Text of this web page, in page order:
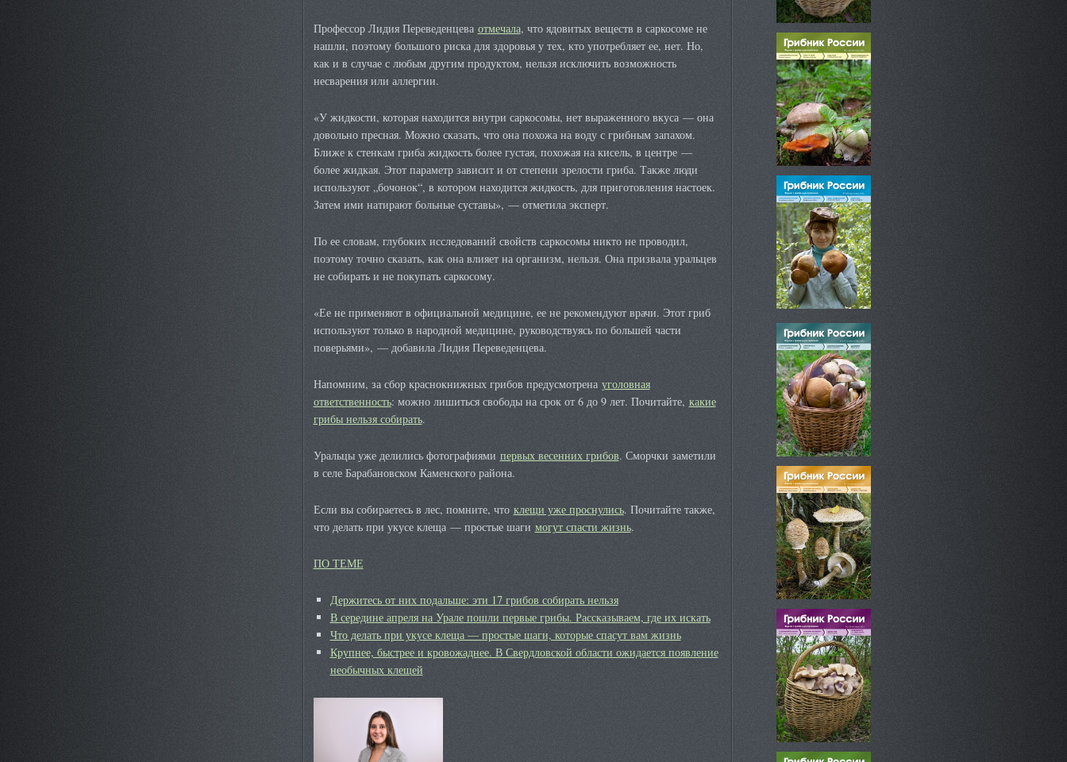
Профессор Лидия Переведенцева отмечала, что ядовитых веществ в саркосоме не
нашли, поэтому большого риска для здоровья у тех, кто употребляет ее, нет. Но,
как и в случае с любым другим продуктом, нельзя исключить возможность
несварения или аллергии.
«У жидкости, которая находится внутри саркосомы, нет выраженного вкуса — она
довольно пресная. Можно сказать, что она похожа на воду с грибным запахом.
Ближе к стенкам гриба жидкость более густая, похожая на кисель, в центре —
более жидкая. Этот параметр зависит и от степени зрелости гриба. Также люди
используют „бочонок“, в котором находится жидкость, для приготовления настоек.
Затем ими натирают больные суставы», — отметила эксперт.
По ее словам, глубоких исследований свойств саркосомы никто не проводил,
поэтому точно сказать, как она влияет на организм, нельзя. Она призвала уральцев
не собирать и не покупать саркосому.
«Ее не применяют в официальной медицине, ее не рекомендуют врачи. Этот гриб
используют только в народной медицине, руководствуясь по большей части
поверьями», — добавила Лидия Переведенцева.
Напомним, за сбор краснокнижных грибов предусмотрена уголовная
ответственность: можно лишиться свободы на срок от 6 до 9 лет. Почитайте, какие
грибы нельзя собирать.
Уральцы уже делились фотографиями первых весенних грибов. Сморчки заметили
в селе Барабановском Каменского района.
Если вы собираетесь в лес, помните, что клещи уже проснулись. Почитайте также,
что делать при укусе клеща — простые шаги могут спасти жизнь.
ПО ТЕМЕ
Держитесь от них подальше: эти 17 грибов собирать нельзя
В середине апреля на Урале пошли первые грибы. Рассказываем, где их искать
Что делать при укусе клеща — простые шаги, которые спасут вам жизнь
Крупнее, быстрее и кровожаднее. В Свердловской области ожидается появление
необычных клещей